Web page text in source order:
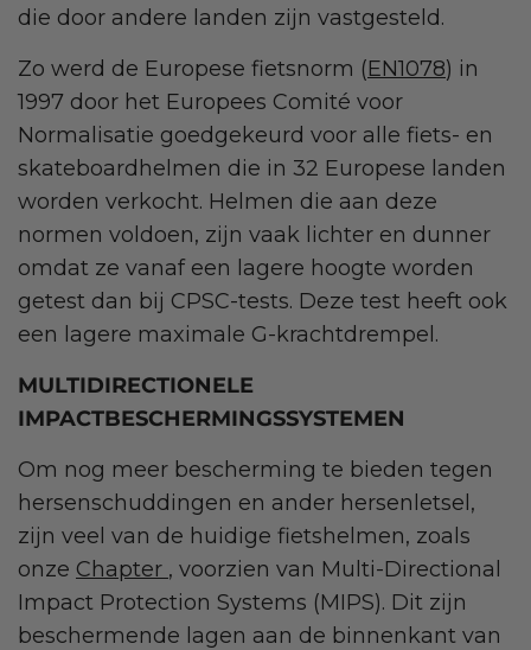
die door andere landen zijn vastgesteld.
Zo werd de Europese fietsnorm (EN1078) in
1997 door het Europees Comité voor
Normalisatie goedgekeurd voor alle fiets- en
skateboardhelmen die in 32 Europese landen
worden verkocht. Helmen die aan deze
normen voldoen, zijn vaak lichter en dunner
omdat ze vanaf een lagere hoogte worden
getest dan bij CPSC-tests. Deze test heeft ook
een lagere maximale G-krachtdrempel.
MULTIDIRECTIONELE
IMPACTBESCHERMINGSSYSTEMEN
Om nog meer bescherming te bieden tegen
hersenschuddingen en ander hersenletsel,
zijn veel van de huidige fietshelmen, zoals
onze Chapter , voorzien van Multi-Directional
Impact Protection Systems (MIPS). Dit zijn
beschermende lagen aan de binnenkant van